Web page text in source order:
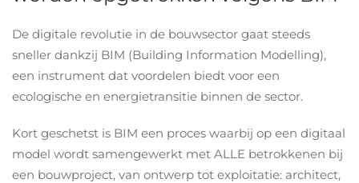
De digitale revolutie in de bouwsector gaat steeds
sneller dankzij BIM (Building Information Modelling),
een instrument dat voordelen biedt voor een
ecologische en energietransitie binnen de sector.
Kort geschetst is BIM een proces waarbij op een digitaal
model wordt samengewerkt met ALLE betrokkenen bij
een bouwproject, van ontwerp tot exploitatie: architect,